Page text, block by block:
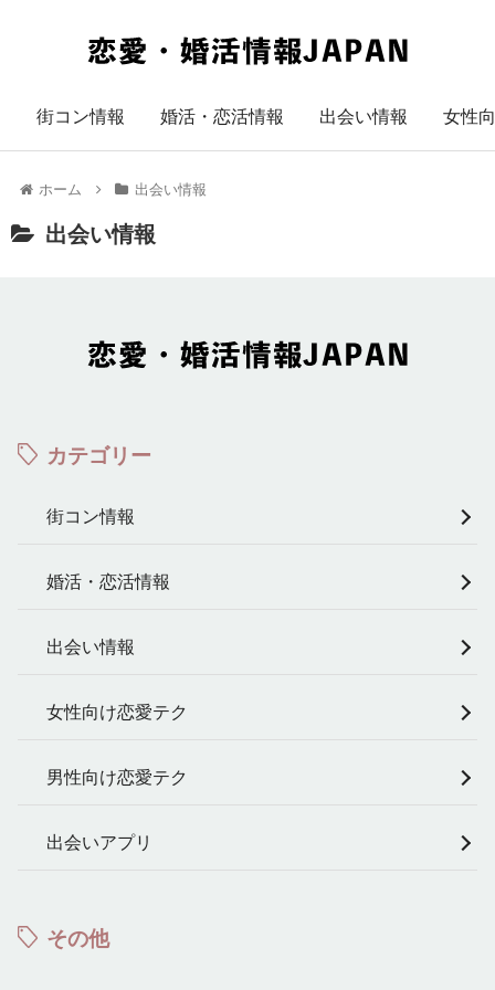
街コン情報 婚活・恋活情報 出会い情報 女性
ホーム 出会い情報
出会い情報
カテゴリー
街コン情報
婚活・恋活情報
出会い情報
女性向け恋愛テク
男性向け恋愛テク
出会いアプリ
その他